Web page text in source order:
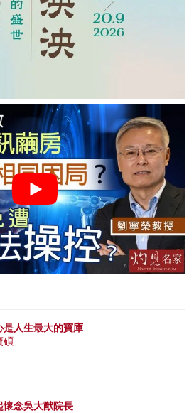
是人生最大的寶庫
碩
懷念吳大猷院長